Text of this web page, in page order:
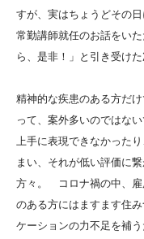
すが、実はちょうどその
常勤講師就任のお話をい
ら、是非！」と引き受けた
精神的な疾患のある方だ
って、案外多いのではな
上手に表現できなかった
まい、それが低い評価に
方々。 コロナ禍の中、雇
のある方にはますます住
ケーションの力不足を補